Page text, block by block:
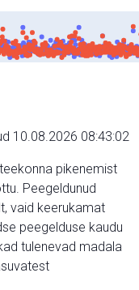
10.08.2026 08:43:02
pikenemist
Peegeldunud
vaid keerukamat
peegelduse kaudu
tulenevad madala